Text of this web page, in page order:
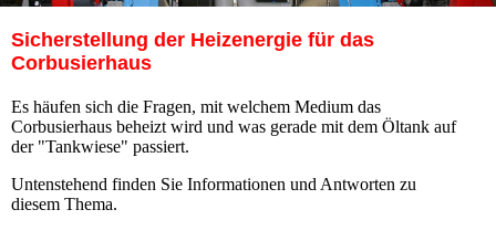
Sicherstellung der Heizenergie für das
Corbusierhaus
Es häufen sich die Fragen, mit welchem Medium das
Corbusierhaus beheizt wird und was gerade mit dem Öltank auf
der "Tankwiese" passiert.
Untenstehend finden Sie Informationen und Antworten zu
diesem Thema.